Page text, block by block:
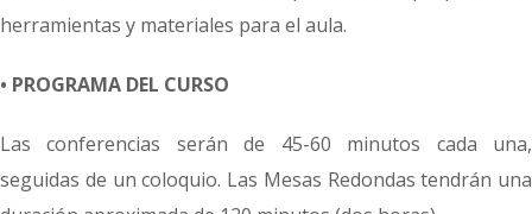
herramientas y materiales para el aula.
• PROGRAMA DEL CURSO
Las conferencias serán de 45-60 minutos cada una,
seguidas de un coloquio. Las Mesas Redondas tendrán una